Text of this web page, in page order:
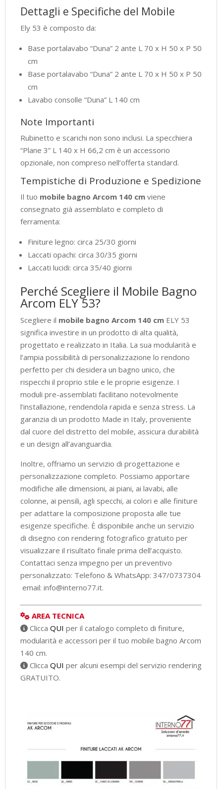
Dettagli e Specifiche del Mobile
Ely 53 è composto da:
Base portalavabo “Duna” 2 ante L 70 x H 50 x P 50
cm
Base portalavabo “Duna” 2 ante L 70 x H 50 x P 50
cm
Lavabo consolle “Duna” L 140 cm
Note Importanti
Rubinetto e scarichi non sono inclusi. La specchiera
“Plane 3” L 140 x H 66,2 cm è un accessorio
opzionale, non compreso nell’offerta standard.
Tempistiche di Produzione e Spedizione
Il tuo mobile bagno Arcom 140 cm viene
consegnato già assemblato e completo di
ferramenta:
Finiture legno: circa 25/30 giorni
Laccati opachi: circa 30/35 giorni
Laccati lucidi: circa 35/40 giorni
Perché Scegliere il Mobile Bagno
Arcom ELY 53?
Scegliere il mobile bagno Arcom 140 cm ELY 53
significa investire in un prodotto di alta qualità,
progettato e realizzato in Italia. La sua modularità e
l’ampia possibilità di personalizzazione lo rendono
perfetto per chi desidera un bagno unico, che
rispecchi il proprio stile e le proprie esigenze. I
moduli pre-assemblati facilitano notevolmente
l’installazione, rendendola rapida e senza stress. La
garanzia di un prodotto Made in Italy, proveniente
dal cuore del distretto del mobile, assicura durabilità
e un design all’avanguardia.
Inoltre, offriamo un servizio di progettazione e
personalizzazione completo. Possiamo apportare
modifiche alle dimensioni, ai piani, ai lavabi, alle
colonne, ai pensili, agli specchi, ai colori e alle finiture
per adattare la composizione proposta alle tue
esigenze specifiche. È disponibile anche un servizio
di disegno con rendering fotografico gratuito per
visualizzare il risultato finale prima dell’acquisto.
Contattaci senza impegno per un preventivo
personalizzato: Telefono & WhatsApp: 347/0737304
email: info@interno77.it.
AREA TECNICA
Clicca QUI per il catalogo completo di finiture,
modularità e accessori per il tuo mobile bagno Arcom
140 cm.
Clicca QUI per alcuni esempi del servizio rendering
GRATUITO.